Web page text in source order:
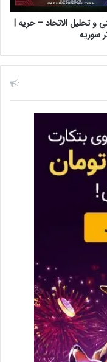
و تحلیل الاتحاد – حریه |
سوریه